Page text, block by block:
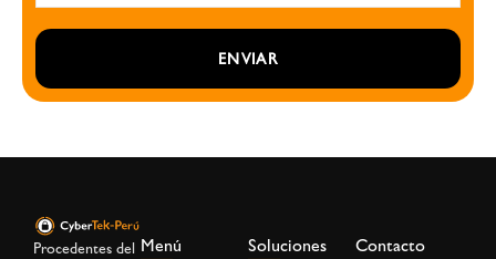
ENVIAR
Procedentes del Menú Soluciones Contacto